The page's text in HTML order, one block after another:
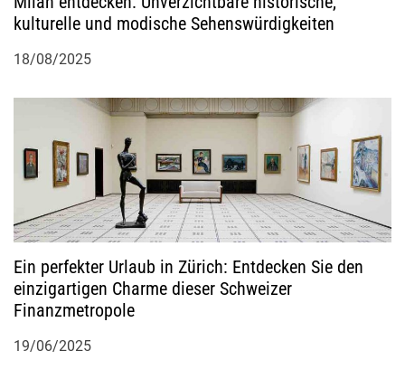
kulturelle und modische Sehenswürdigkeiten
18/08/2025
Ein perfekter Urlaub in Zürich: Entdecken Sie den
einzigartigen Charme dieser Schweizer
Finanzmetropole
19/06/2025